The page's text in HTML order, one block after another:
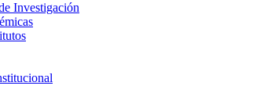
Investigación